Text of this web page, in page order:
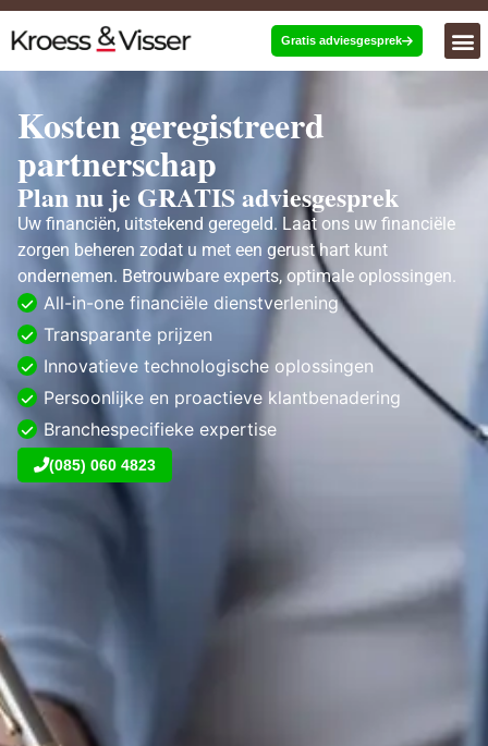
Gratis adviesgesprek
Kosten geregistreerd
partnerschap
Plan nu je GRATIS adviesgesprek
Uw financiën, uitstekend geregeld. Laat ons uw financiële
zorgen beheren zodat u met een gerust hart kunt
ondernemen. Betrouwbare experts, optimale oplossingen.
All-in-one financiële dienstverlening
Transparante prijzen
Innovatieve technologische oplossingen
Persoonlijke en proactieve klantbenadering
Branchespecifieke expertise
(085) 060 4823